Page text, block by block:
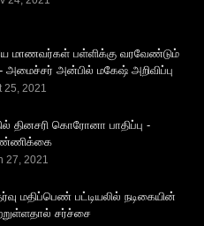
மாணவர்கள் பள்ளிக்கு வரவேண்டும்
அன்பில் மகேஷ் அறிவிப்பு
25, 2021
தினசரி கொரோனா பாதிப்பு -
27, 2021
மதிப்பெண் பட்டியலில் நடிகையின்
சர்ச்சை